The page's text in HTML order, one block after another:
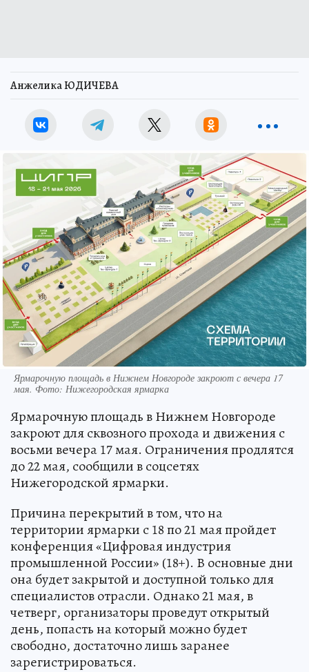
Анжелика ЮДИЧЕВА
Ярмарочную площадь в Нижнем Новгороде закроют с вечера 17
мая. Фото: Нижегородская ярмарка
Ярмарочную площадь в Нижнем Новгороде
закроют для сквозного прохода и движения с
восьми вечера 17 мая. Ограничения продлятся
до 22 мая, сообщили в соцсетях
Нижегородской ярмарки.
Причина перекрытий в том, что на
территории ярмарки с 18 по 21 мая пройдет
конференция «Цифровая индустрия
промышленной России» (18+). В основные дни
она будет закрытой и доступной только для
специалистов отрасли. Однако 21 мая, в
четверг, организаторы проведут открытый
день, попасть на который можно будет
свободно, достаточно лишь заранее
зарегистрироваться.